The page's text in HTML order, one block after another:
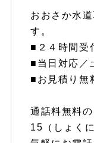
おおさか水
す。
■２４時間受
■当日対応／
■お見積り無
通話料無料
15（しょく